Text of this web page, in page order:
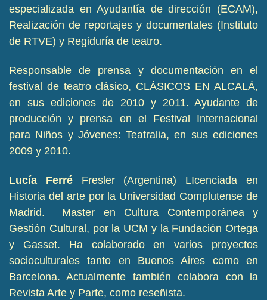
especializada en Ayudantía de dirección (ECAM),
Realización de reportajes y documentales (Instituto
de RTVE) y Regiduría de teatro.
Responsable de prensa y documentación en el
festival de teatro clásico, CLÁSICOS EN ALCALÁ,
en sus ediciones de 2010 y 2011. Ayudante de
producción y prensa en el Festival Internacional
para Niños y Jóvenes: Teatralia, en sus ediciones
2009 y 2010.
Lucía FerréFresler (Argentina) LIcenciada en
Historia del arte por la Universidad Complutense de
Madrid. Master en Cultura Contemporánea y
Gestión Cultural, por la UCM y la Fundación Ortega
y Gasset. Ha colaborado en varios proyectos
socioculturales tanto en Buenos Aires como en
Barcelona. Actualmente también colabora con la
Revista Arte y Parte, como reseñista.